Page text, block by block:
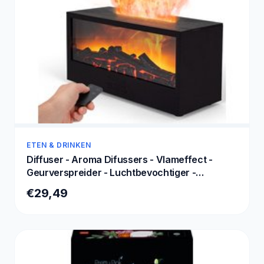
ETEN & DRINKEN
Diffuser - Aroma Difussers - Vlameffect -
Geurverspreider - Luchtbevochtiger -
Verstuiver etherische olie - Vernevelaar -
€29,49